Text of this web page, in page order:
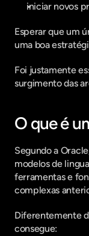
iniciar novos
Esperar que um
uma boa
Foi justamente
surgimento das
O que é
Segundo a
modelos de
ferramentas e
Diferentemente
consegue: